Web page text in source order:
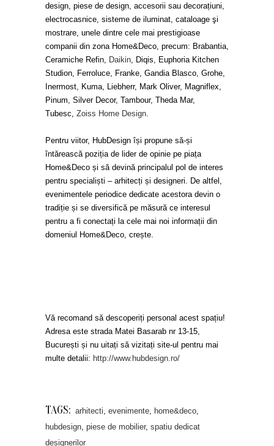
design, piese de design, accesorii sau decorațiuni,
electrocasnice, sisteme de iluminat, cataloage şi
mostrare, unele dintre cele mai prestigioase
companii din zona Home&Deco, precum: Brabantia,
Ceramiche Refin,
Daikin , Diqis, Euphoria Kitchen
Studion, Ferroluce, Franke, Gandia Blasco, Grohe,
Inermost, Kuma, Liebherr, Mark Oliver, Magniflex,
Pinum, Silver Decor, Tambour, Theda Mar,
Tubesc, Zoiss Home Design
Pentru viitor, HubDesign își propune să-și
întărească poziția de lider de opinie pe piața
Home&Deco și să devină principalul pol de interes
pentru specialiști – arhitecți și designeri. De altfel,
evenimentele periodice dedicate acestora devin o
tradiție și se diversifică pe măsură ce interesul
pentru a fi conectați la cele mai noi informații din
domeniul Home&Deco, crește.
Vă recomand să descoperiți personal acest spațiu!
Adresa este strada Matei Basarab nr 13-15,
București și nu uitați să vizitați site-ul pentru mai
multe detalii: http://www.hubdesign.ro/
TAGS: arhitecti evenimente home&deco
hubdesign piese de mobilier, spatiu dedicat
designerilor